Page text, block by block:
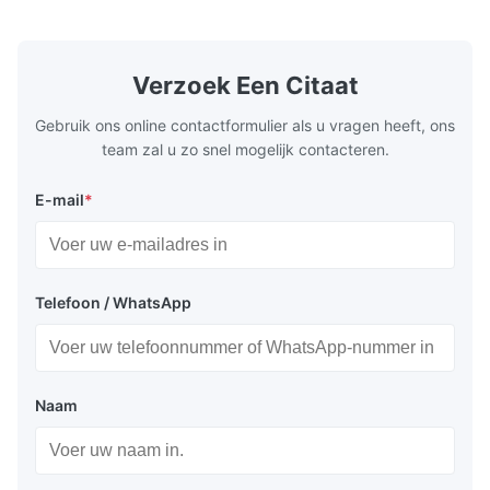
Instrumentendisplay
Schaalweergave
Express: Fedex, DHL, UPS etc...
Application: Measuring equipment display
Test equipment display Instrument display
Verzoek Een Citaat
Gebruik ons online contactformulier als u vragen heeft, ons
team zal u zo snel mogelijk contacteren.
E-mail*
Telefoon / WhatsApp
Naam